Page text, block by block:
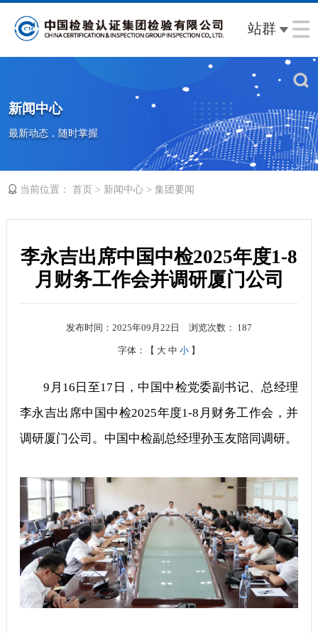
站群
新闻中心
最新动态，随时掌握
当前位置： 首页 > 新闻中心 > 集团要闻
李永吉出席中国中检2025年度1-8
月财务工作会并调研厦门公司
发布时间：2025年09月22日 浏览次数： 187
字体：【 大 中 小 】
9月16日至17日，中国中检党委副书记、总经理
李永吉出席中国中检2025年度1-8月财务工作会，并
调研厦门公司。中国中检副总经理孙玉友陪同调研。